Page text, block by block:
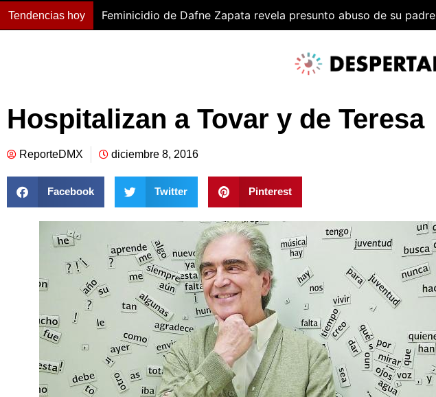
Tendencias hoy Feminicidio de Dafne Zapata revela presunto abuso de su padre
Hospitalizan a Tovar y de Teresa
ReporteDMX diciembre 8, 2016
Facebook Twitter Pinterest